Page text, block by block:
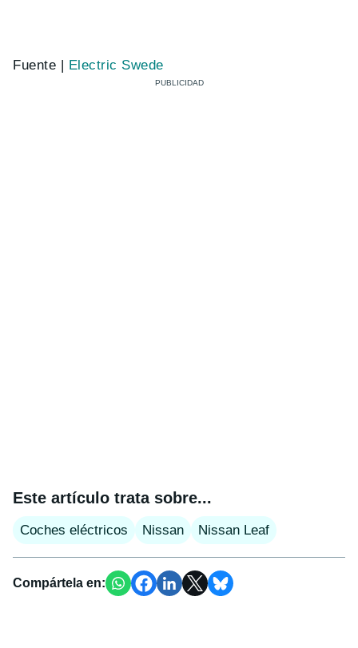
Fuente | Electric Swede
Este artículo trata sobre...
Coches eléctricos Nissan Nissan Leaf
Compártela en: